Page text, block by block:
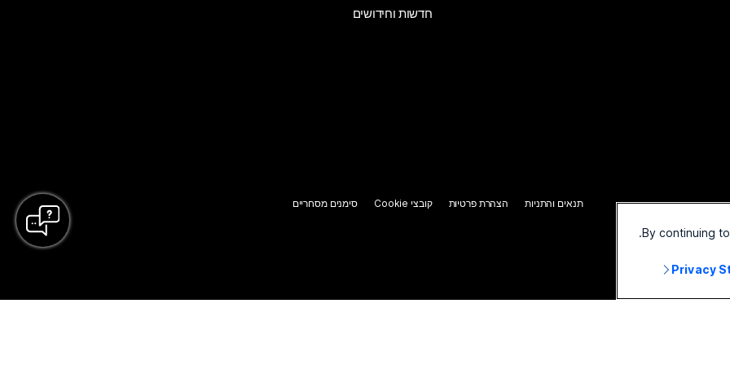
חדשות וחידושים
תנאים והתניות הצהרת פרטיות קובצי Cookie סימנים מסחריים
By continuing
Privacy